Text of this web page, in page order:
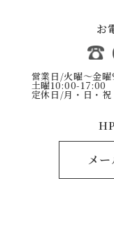
お
営業日/火曜〜金
土曜10:00-17:00
定休日/月・日・祝
メ